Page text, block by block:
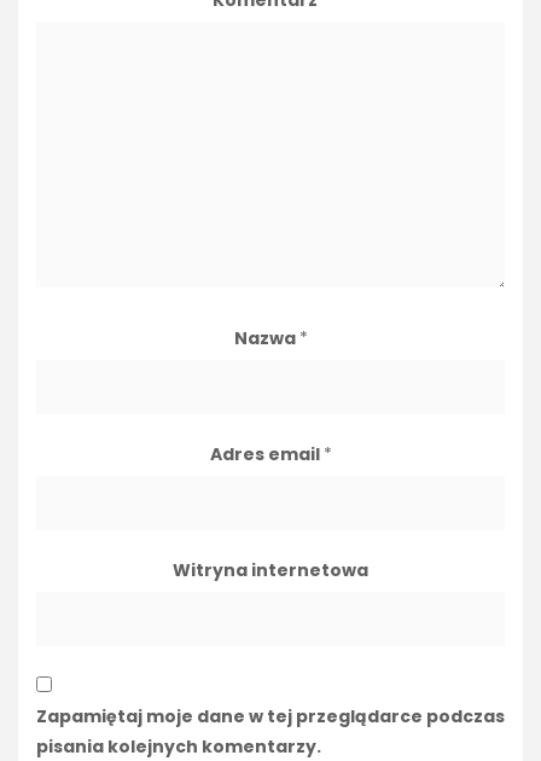
Nazwa *
Adres email *
Witryna internetowa
Zapamiętaj moje dane w tej przeglądarce podczas
pisania kolejnych komentarzy.